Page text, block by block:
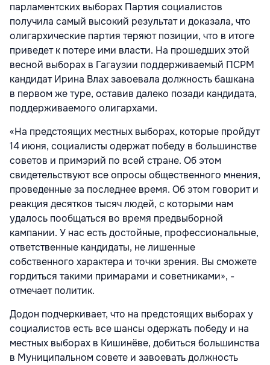
парламентских выборах Партия социалистов
получила самый высокий результат и доказала, что
олигархические партия теряют позиции, что в итоге
приведет к потере ими власти. На прошедших этой
весной выборах в Гагаузии поддерживаемый ПСРМ
кандидат Ирина Влах завоевала должность башкана
в первом же туре, оставив далеко позади кандидата,
поддерживаемого олигархами.
«На предстоящих местных выборах, которые пройдут
14 июня, социалисты одержат победу в большинстве
советов и примэрий по всей стране. Об этом
свидетельствуют все опросы общественного мнения,
проведенные за последнее время. Об этом говорит и
реакция десятков тысяч людей, с которыми нам
удалось пообщаться во время предвыборной
кампании. У нас есть достойные, профессиональные,
ответственные кандидаты, не лишенные
собственного характера и точки зрения. Вы сможете
гордиться такими примарами и советниками», -
отмечает политик.
Додон подчеркивает, что на предстоящих выборах у
социалистов есть все шансы одержать победу и на
местных выборах в Кишинёве, добиться большинства
в Муниципальном совете и завоевать должность